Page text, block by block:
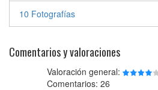
10 Fotografías
Comentarios y valoraciones
Valoración general:
Comentarios: 26